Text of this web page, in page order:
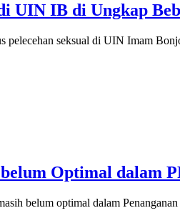
UIN IB di Ungkap
pelecehan seksual di UIN Imam
Optimal dalam
belum optimal dalam